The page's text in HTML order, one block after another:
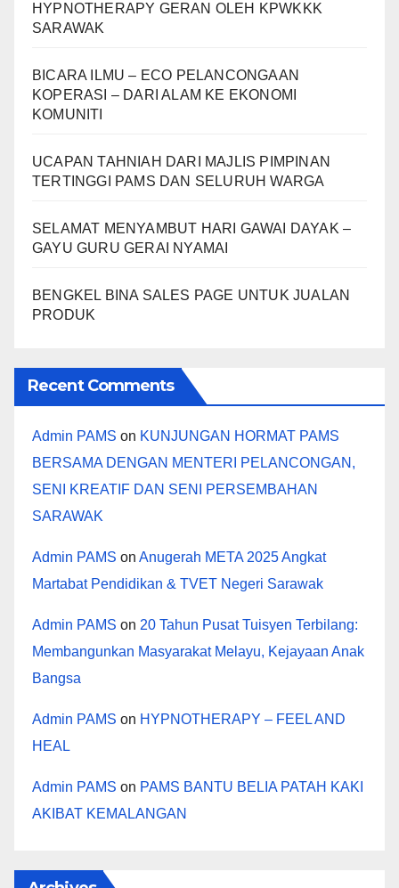
HYPNOTHERAPY GERAN OLEH KPWKKK
SARAWAK
BICARA ILMU – ECO PELANCONGAAN
KOPERASI – DARI ALAM KE EKONOMI
KOMUNITI
UCAPAN TAHNIAH DARI MAJLIS PIMPINAN
TERTINGGI PAMS DAN SELURUH WARGA
SELAMAT MENYAMBUT HARI GAWAI DAYAK –
GAYU GURU GERAI NYAMAI
BENGKEL BINA SALES PAGE UNTUK JUALAN
PRODUK
Recent Comments
Admin PAMS on KUNJUNGAN HORMAT PAMS
BERSAMA DENGAN MENTERI PELANCONGAN,
SENI KREATIF DAN SENI PERSEMBAHAN
SARAWAK
Admin PAMS on Anugerah META 2025 Angkat
Martabat Pendidikan & TVET Negeri Sarawak
Admin PAMS on 20 Tahun Pusat Tuisyen Terbilang:
Membangunkan Masyarakat Melayu, Kejayaan Anak
Bangsa
Admin PAMS on HYPNOTHERAPY – FEEL AND
HEAL
Admin PAMS on PAMS BANTU BELIA PATAH KAKI
AKIBAT KEMALANGAN